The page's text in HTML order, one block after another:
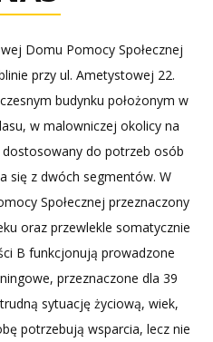
Domu Pomocy Społecznej
przy ul. Ametystowej 22.
budynku położonym w
w malowniczej okolicy na
do potrzeb osób
się z dwóch segmentów. W
Społecznej przeznaczony
oraz przewlekle somatycznie
B funkcjonują prowadzone
przeznaczone dla 39
sytuację życiową, wiek,
potrzebują wsparcia, lecz nie